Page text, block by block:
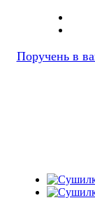
Поручень в